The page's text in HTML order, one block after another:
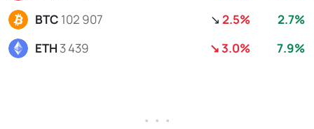
BTC 102 907 ↘2.5%
2.7%
ETH 3 439 ↘ 3.0% 7.9%
. . .